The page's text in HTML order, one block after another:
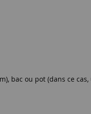
bac ou pot (dans ce